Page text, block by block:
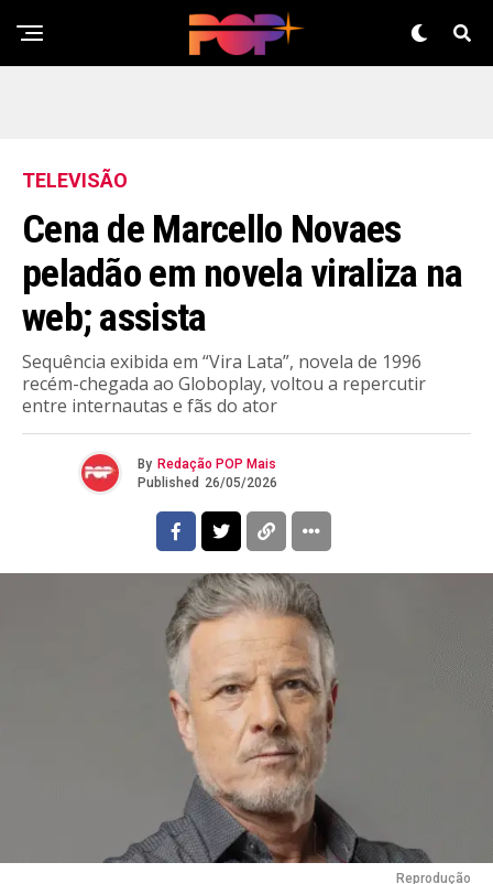
TELEVISÃO
Cena de Marcello Novaes
peladão em novela viraliza na
web; assista
Sequência exibida em “Vira Lata”, novela de 1996
recém-chegada ao Globoplay, voltou a repercutir
entre internautas e fãs do ator
By Redação POP Mais
Published 26/05/2026
Reprodução